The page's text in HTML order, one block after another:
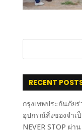
RECENT
กรุงเทพประกันภัย
อุปกรณ์สิ่งของจำเ
NEVER STOP ผ่า